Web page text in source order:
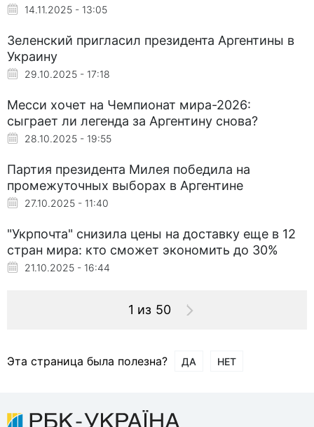
14.11.2025 - 13:05
Зеленский пригласил президента Аргентины в
Украину
29.10.2025 - 17:18
Месси хочет на Чемпионат мира-2026:
сыграет ли легенда за Аргентину снова?
28.10.2025 - 19:55
Партия президента Милея победила на
промежуточных выборах в Аргентине
27.10.2025 - 11:40
"Укрпочта" снизила цены на доставку еще в 12
стран мира: кто сможет экономить до 30%
21.10.2025 - 16:44
1 из 50
Эта страница была полезна? ДА НЕТ